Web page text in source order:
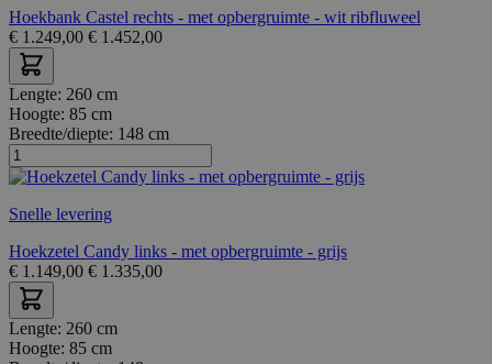
Hoekbank Castel rechts - met opbergruimte - wit ribfluweel
€ 1.249,00 € 1.452,00
Lengte: 260 cm
Hoogte: 85 cm
Breedte/diepte: 148 cm
Snelle levering
Hoekzetel Candy links - met opbergruimte - grijs
€ 1.149,00 € 1.335,00
Lengte: 260 cm
Hoogte: 85 cm